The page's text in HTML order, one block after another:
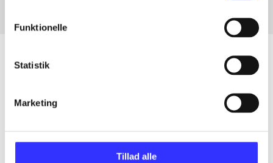
Funktionelle
Statistik
Marketing
Tillad alle
Alle registrerede artikler fordelt på udgivelser
...